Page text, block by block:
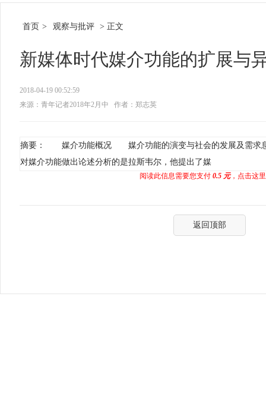
首页 > 观察与批评 > 正文
新媒体时代媒介功能的扩展与
2018-04-19 00:52:59
来源：青年记者2018年2月中
作者：郑志英
摘要： 媒介功能概况 媒介功能的演变与社会的发展及需求息
对媒介功能做出论述分析的是拉斯韦尔，他提出了媒
阅读此信息需要您支付 0.5 元，点击这
返回顶部